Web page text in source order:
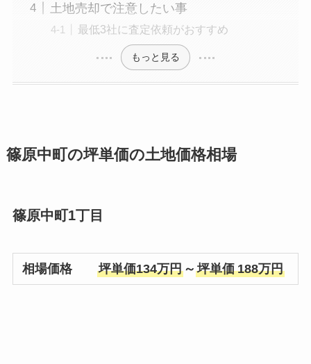
土地売却で注意したい事
最低3社に査定依頼がおすすめ
もっと見る
篠原中町の坪単価の土地価格相場
篠原中町1丁目
相場価格坪単価134万円 ～坪単価 188万円